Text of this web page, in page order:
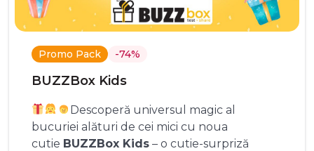
Promo Pack -74%
BUZZBox Kids
Descoperă universul magic al
bucuriei alături de cei mici cu noua
cutie BUZZBox Kids – o cutie-surpriză